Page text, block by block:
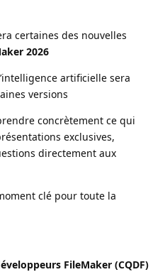
certaines des nouvelles
2026
artificielle sera
versions
concrètement ce qui
exclusives,
directement aux
clé pour toute la
FileMaker (CQDF)